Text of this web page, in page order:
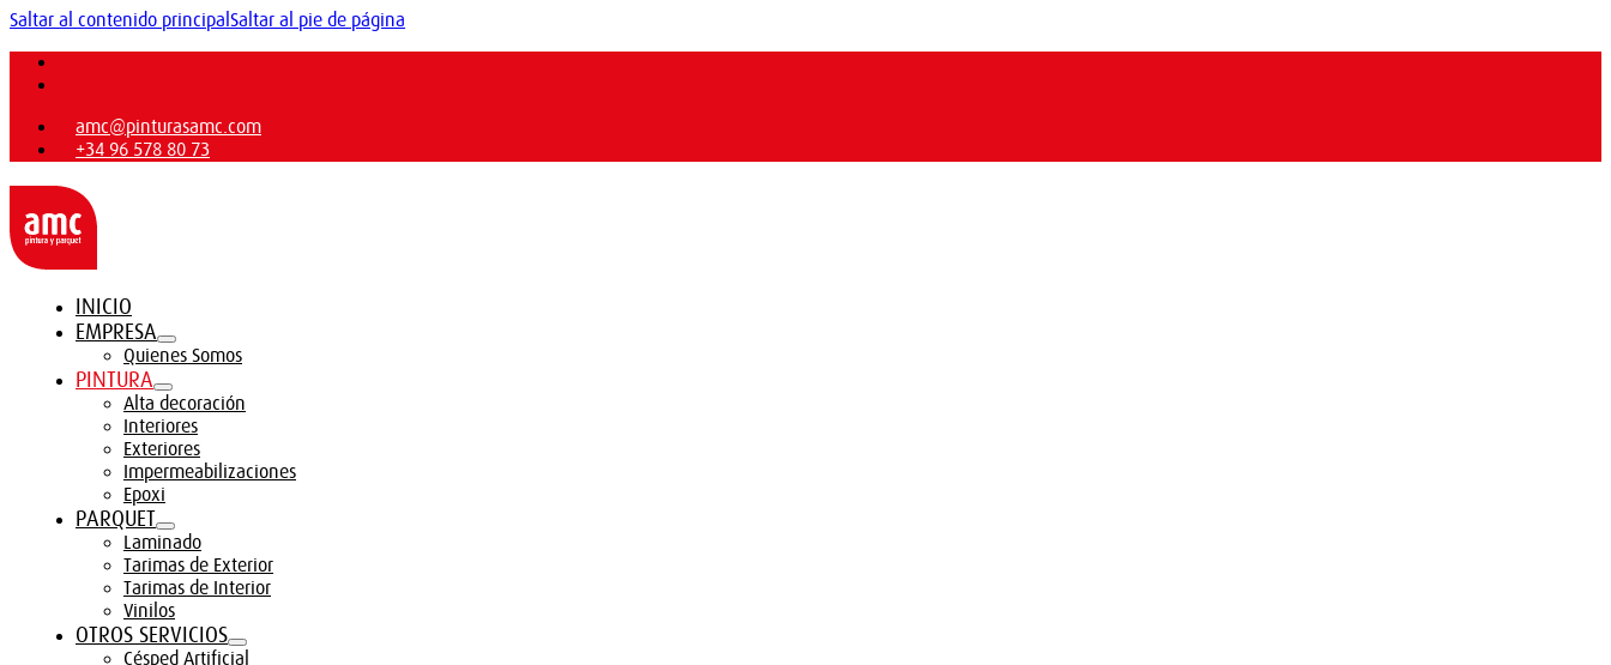
Saltar al contenido principalSaltar al pie de página
amc@pinturasamc.com
+34 96 578 80 73
INICIO
EMPRESA
Quienes Somos
PINTURA
Alta decoración
Interiores
Exteriores
Impermeabilizaciones
Epoxi
PARQUET
Laminado
Tarimas de Exterior
Tarimas de Interior
Vinilos
OTROS SERVICIOS
Césped Artificial